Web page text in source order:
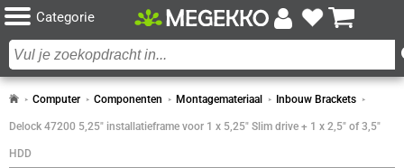
Categorie
Computer Componenten Montagemateriaal Inbouw Brackets
Delock 47200 5,25" installatieframe voor 1 x 5,25" Slim drive + 1 x 2,5" of 3,5"
HDD